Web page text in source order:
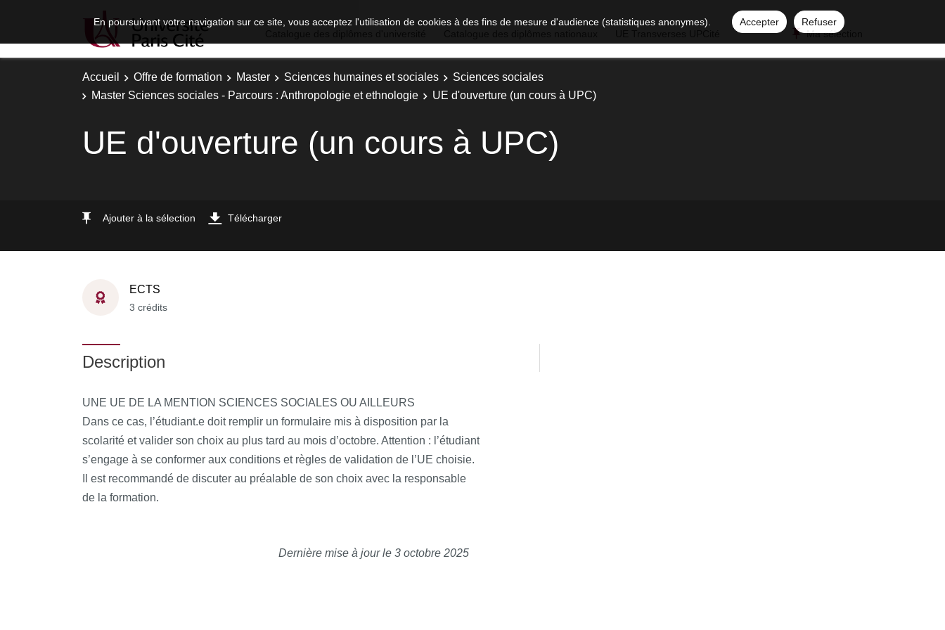
En poursuivant votre navigation sur ce site, vous acceptez l'utilisation de cookies à des fins de mesure d'audience (statistiques anonymes). Accepter
Refuser
Ma sélection
Accueil Offre de formation Master Sciences humaines et sociales
Sciences sociales
Master Sciences sociales - Parcours : Anthropologie et ethnologie
UE d'ouverture (un cours à UPC)
UE d'ouverture (un cours à UPC)
Ajouter à la sélection Télécharger
ECTS
3 crédits
Description
UNE UE DE LA MENTION SCIENCES SOCIALES OU AILLEURS
Dans ce cas, l’étudiant.e doit remplir un formulaire mis à disposition par la
scolarité et valider son choix au plus tard au mois d’octobre. Attention : l’étudiant
s’engage à se conformer aux conditions et règles de validation de l’UE choisie.
Il est recommandé de discuter au préalable de son choix avec la responsable
de la formation.
Dernière mise à jour le 3 octobre 2025